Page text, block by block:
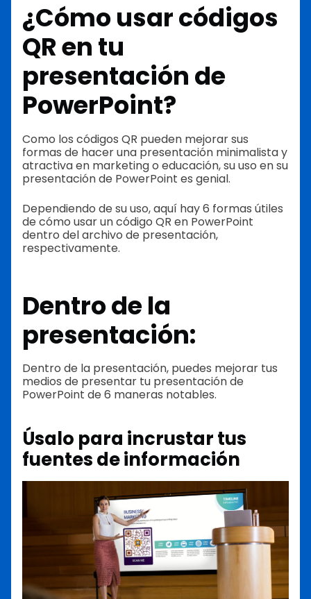
¿Cómo usar códigos
QR en tu
presentación de
PowerPoint?
Como los códigos QR pueden mejorar sus
formas de hacer una presentación minimalista y
atractiva en marketing o educación, su uso en su
presentación de PowerPoint es genial.
Dependiendo de su uso, aquí hay 6 formas útiles
de cómo usar un código QR en PowerPoint
dentro del archivo de presentación,
respectivamente.
Dentro de la
presentación:
Dentro de la presentación, puedes mejorar tus
medios de presentar tu presentación de
PowerPoint de 6 maneras notables.
Úsalo para incrustar tus
fuentes de información